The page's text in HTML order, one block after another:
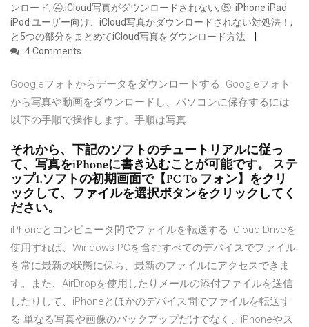
ンロード, ④.iCloud写真がダウンロードされない, ⑤. iPhone iPad
iPod ユーザー向け、iCloud写真がダウンロードされない対処法！,
と5つの部分をまとめてiCloud写真をダウンロード方法
4 Comments
Googleフォトからデータをダウンロードする. Googleフォト
から写真や動画をダウンロードし、パソコンに保存するには
以下の手順で操作します。手順は写真
それから、下記のソフトのチュートリアルに従っ
て、写真をiPhoneに書き込むことが可能です。 ステ
ップ1.ソフトの初期画面で【PC To フォン】をクリ
ックして、ファイルを選択ボタンをクリックしてく
ださい。
iPhoneとコンピュータ間でファイルを転送する iCloud Driveを
使用すれば、Windows PCを含むすべてのデバイスでファイル
を常に最新の状態に保ち、最新のファイルにアクセスできま
す。また、AirDropを使用したりメールの添付ファイルを送信
したりして、iPhoneとほかのデバイス間でファイルを転送す
る 単なる写真や画像のバックアップだけでなく、iPhoneやス